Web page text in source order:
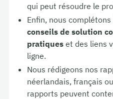
qui peut résoudre le
Enfin, nous
conseils de solution
pratiques et des liens
ligne.
Nous rédigeons nos
néerlandais, français
rapports peuvent